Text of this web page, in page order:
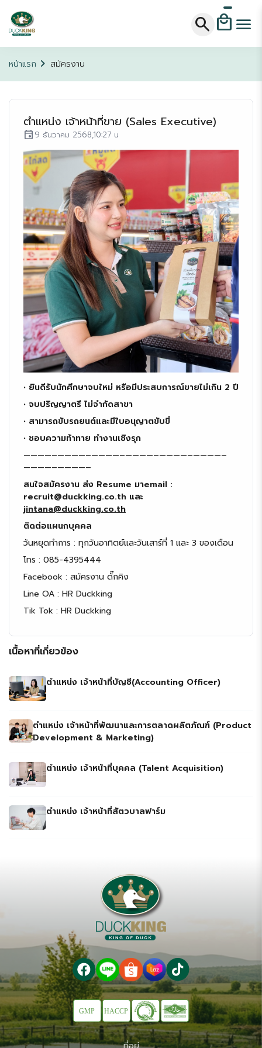
search local_mall menu
หน้าแรก chevron_right สมัครงาน
ตำแหน่ง เจ้าหน้าที่ขาย (Sales Executive)
event 9 ธันวาคม 2568,10:27 น
• ยินดีรับนักศึกษาจบใหม่ หรือมีประสบการณ์ขายไม่เกิน 2 ปี
• จบปริญญาตรี ไม่จำกัดสาขา
• สามารถขับรถยนต์และมีใบอนุญาตขับขี่
• ชอบความท้าทาย ทำงานเชิงรุก
————–————–————–————–————–————–
————–————–
สนใจสมัครงาน ส่ง Resume มาemail :
recruit@duckking.co.th และ
jintana@duckking.co.th
ติดต่อแผนกบุคคล
วันหยุดทำการ : ทุกวันอาทิตย์และวันเสาร์ที่ 1 และ 3 ของเดือน
โทร : 085-4395444
Facebook : สมัครงาน ดั๊กคิง
Line OA : HR Duckking
Tik Tok : HR Duckking
เนื้อหาที่เกี่ยวข้อง
ตำแหน่ง เจ้าหน้าที่บัญชี(Accounting Officer)
ตำแหน่ง เจ้าหน้าที่พัฒนาและการตลาดผลิตภัณฑ์ (Product
Development & Marketing)
ตำแหน่ง เจ้าหน้าที่บุคคล (Talent Acquisition)
ตำแหน่ง เจ้าหน้าที่สัตวบาลฟาร์ม